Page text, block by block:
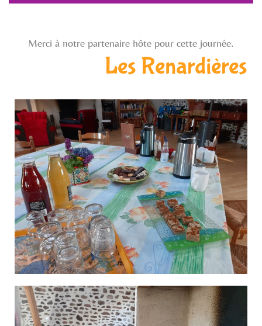
Merci à notre partenaire hôte pour cette journée.
Les Renardières